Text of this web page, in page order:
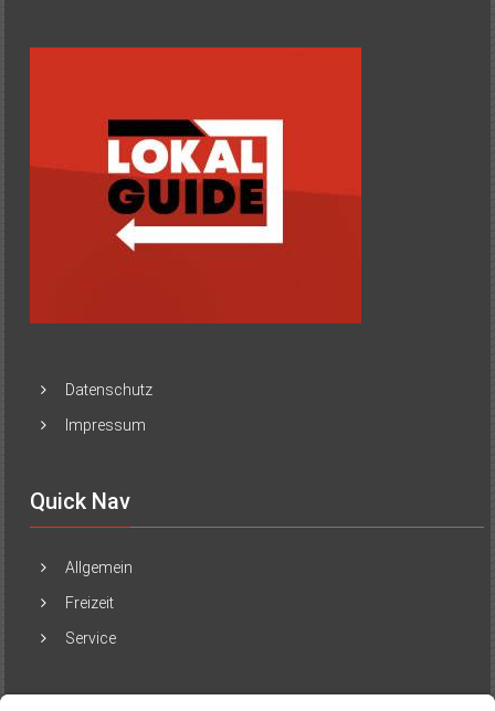
Datenschutz
Impressum
Quick Nav
Allgemein
Freizeit
Service